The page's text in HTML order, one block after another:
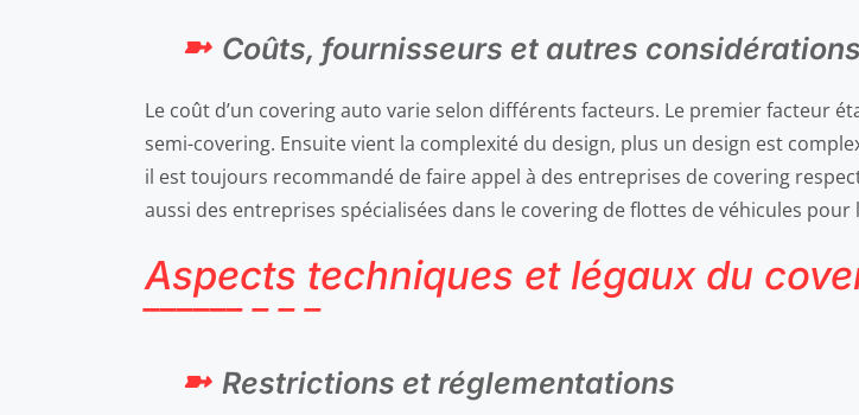
Coûts, fournisseurs et autres considérations
Le coût d’un covering auto varie selon différents facteurs. Le premier facteur
semi-covering. Ensuite vient la complexité du design, plus un design est
il est toujours recommandé de faire appel à des entreprises de covering
aussi des entreprises spécialisées dans le covering de flottes de véhicules
Aspects techniques et légaux du
Restrictions et réglementations